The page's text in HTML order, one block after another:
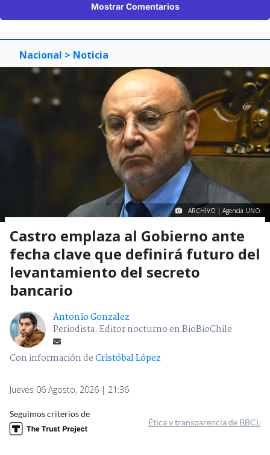
Mostrar Comentarios
Nacional > Noticia
ARCHIVO | Agencia UNO
Castro emplaza al Gobierno ante
fecha clave que definirá futuro del
levantamiento del secreto
bancario
Antonio Gonzalez
Periodista. Editor nocturno en BioBioChile
Con información deCristóbal López
Jueves 06 Agosto, 2026 | 21:36
Seguimos criterios de
Ética y transparencia de BBCL